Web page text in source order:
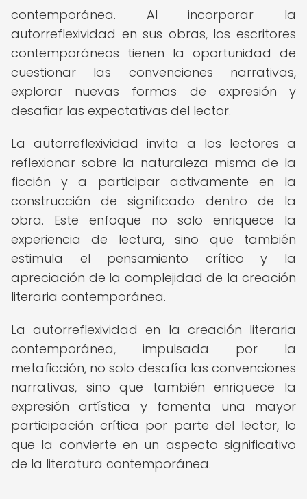
contemporánea. Al incorporar la
autorreflexividad en sus obras, los escritores
contemporáneos tienen la oportunidad de
cuestionar las convenciones narrativas,
explorar nuevas formas de expresión y
desafiar las expectativas del lector.
La autorreflexividad invita a los lectores a
reflexionar sobre la naturaleza misma de la
ficción y a participar activamente en la
construcción de significado dentro de la
obra. Este enfoque no solo enriquece la
experiencia de lectura, sino que también
estimula el pensamiento crítico y la
apreciación de la complejidad de la creación
literaria contemporánea.
La autorreflexividad en la creación literaria
contemporánea, impulsada por la
metaficción, no solo desafía las convenciones
narrativas, sino que también enriquece la
expresión artística y fomenta una mayor
participación crítica por parte del lector, lo
que la convierte en un aspecto significativo
de la literatura contemporánea.